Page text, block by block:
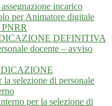
incarico
per Animatore digitale
PNRR
DEFINITIVA
docente – avviso
selezione di personale
per la selezione di